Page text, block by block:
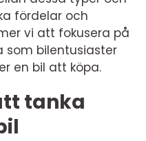
fördelar och
vi att fokusera på
som bilentusiaster
en bil att köpa.
tanka